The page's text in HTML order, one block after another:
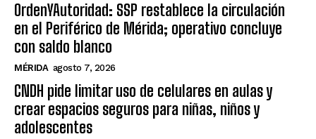
OrdenYAutoridad: SSP restablece la circulación
en el Periférico de Mérida; operativo concluye
con saldo blanco
MÉRIDA agosto 7, 2026
CNDH pide limitar uso de celulares en aulas y
crear espacios seguros para niñas, niños y
adolescentes